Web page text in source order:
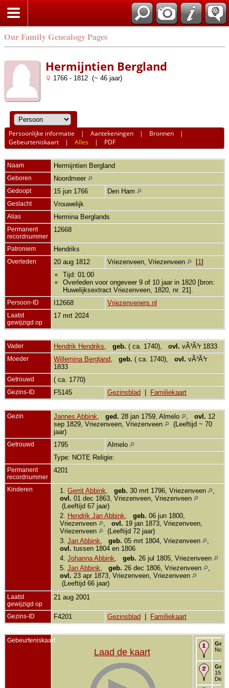
Our Family Genealogy Pages
Hermijntien Bergland
1766 - 1812 (~ 46 jaar)
Persoonlijke informatie |Aantekeningen | Bronnen |
Gebeurteniskaart |Alles | PDF
Naam Hermijntien Bergland
Geboren Noordmeer
Gedoopt 15 jun 1766 Den Ham
Geslacht Vrouwelijk
Alias Hermina Berglands
Permanent
recordnummer
12668
Patroniem Hendriks
Overleden 20 aug 1812 Vriezenveen, Vriezenveen [1 ]
Tijd: 01:00
Overleden voor ongeveer 9 of 10 jaar in 1820 [bron:
Huwelijksextract Vriezenveen, 1820, nr. 21].
Persoon-ID I12668 Vriezenveners.nl
Laatst
gewijzigd op
17 mrt 2024
Vader Hendrik Hendriks geb. ( ca. 1740), ovl. vÃ³Ã³r 1833
Moeder Willemina Bergland geb. ( ca. 1740), ovl. vÃ³Ã³r
1833
Getrouwd ( ca. 1770)
Gezins-ID F5145 Gezinsblad Familiekaart
Gezin Jannes Abbink ged. 28 jan 1759, Almelo ovl. 12
sep 1829, Vriezenveen, Vriezenveen
(Leeftijd ~ 70
jaar)
Getrouwd 1795
Almelo
Type: NOTE Religie:
Permanent
recordnummer
4201
Kinderen 1. Gerrit Abbink geb. 30 mrt 1796, Vriezenveen
ovl. 01 dec 1863, Vriezenveen, Vriezenveen
(Leeftijd 67 jaar)
2.
Hendrik Jan Abbink geb. 06 jun 1800,
Vriezenveen
ovl. 19 jan 1873, Vriezenveen,
Vriezenveen
(Leeftijd 72 jaar)
3. Jan Abbink geb. 05 mrt 1804, Vriezenveen
ovl. tussen 1804 en 1806
4. Johanna Abbink geb. 26 jul 1805, Vriezenveen
5. Jan Abbink geb. 26 dec 1806, Vriezenveen
ovl. 23 apr 1873, Vriezenveen, Vriezenveen
(Leeftijd 66 jaar)
Laatst
gewijzigd op
21 aug 2001
Gezins-ID F4201 Gezinsblad Familiekaart
Gebeurteniskaart
Laad de kaart
15
Den